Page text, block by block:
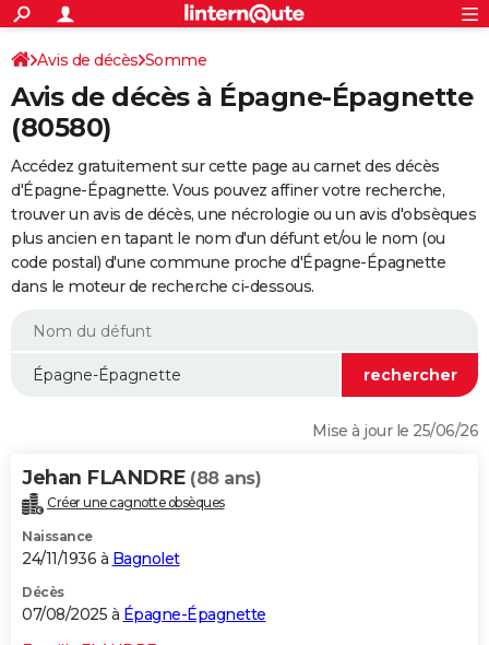
ACTUALITÉS
Politique
Société
Faits Divers
Education
Monde
Villes
+
SPORT
Coupe du monde 2026
Football
Tennis
Cyclisme
Rugby
Forum
FINANCE
Retraite
Impôts
Epargne
Immobilier
Risques naturels par ville
Banque
Assurance
Crédit
AUTO
Essais
Réserver un essai
Citadines
Berlines
SUV
Forum auto
+
HIGH-TECH
Mobiles
Meilleur smartphone
Internet
Ordinateurs
Jeux vidéo
Guide high-tech
+
BRICOLAGE
Forum
Aménagement intérieur
Extérieur
Cuisine
Salle de bains
Jardinage
Rangement
WEEK-END
Guides de France
Escapades
Patrimoine
Expositions
Musées
Week-end nature
LIFESTYLE
Alimentation
Guide de la santé
Maladies
Médicaments
Sommeil
VOYAGE
Destinations
City break
Voyage nature
Voyage de noces
Forum
Climat
+PHOTO
GUIDES D'ACHAT
BONS PLANS
Avis de décès Somme
Avis de décès à Épagne-Épagnette
(80580)
Accédez gratuitement sur cette page au carnet des décès
d'Épagne-Épagnette. Vous pouvez affiner votre recherche,
trouver un avis de décès, une nécrologie ou un avis d'obsèques
plus ancien en tapant le nom d'un défunt et/ou le nom (ou
code postal) d'une commune proche d'Épagne-Épagnette
dans le moteur de recherche ci-dessous.
Mise à jour le 25/06/26
Jehan FLANDRE (88 ans)
Créer une cagnotte obsèques
Naissance
24/11/1936 à Bagnolet
Décès
07/08/2025 à Épagne-Épagnette